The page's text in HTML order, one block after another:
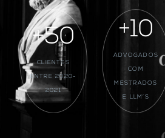
+50
CLIENTES
ENTRE 2020-
2021
+10
ADVOGADOS
COM
MESTRADOS
E LLM’S